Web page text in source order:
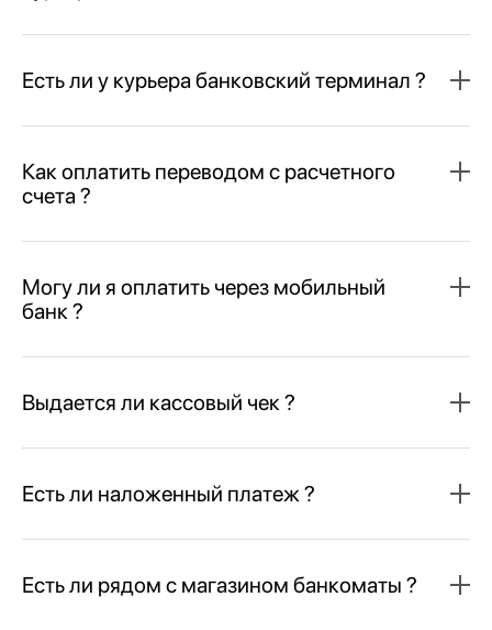
Есть ли у курьера банковский терминал ?
Как оплатить переводом с расчетного
счета ?
Могу ли я оплатить через мобильный
банк ?
Выдается ли кассовый чек ?
Есть ли наложенный платеж ?
Есть ли рядом с магазином банкоматы ?